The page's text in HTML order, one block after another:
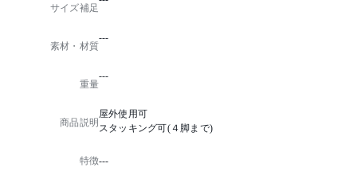
サイズ補足
素材・材質
---
重量
---
商品説明
屋外使用可
スタッキング可(４脚まで)
特徴---